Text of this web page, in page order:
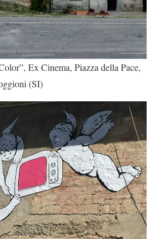
Ex Cinema, Piazza della Pace,
(SI)